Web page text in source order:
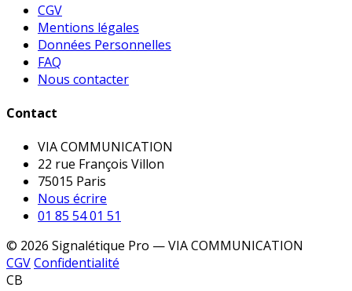
CGV
Mentions légales
Données Personnelles
FAQ
Nous contacter
Contact
VIA COMMUNICATION
22 rue François Villon
75015 Paris
Nous écrire
01 85 54 01 51
© 2026 Signalétique Pro — VIA COMMUNICATION
CGVConfidentialité
CB